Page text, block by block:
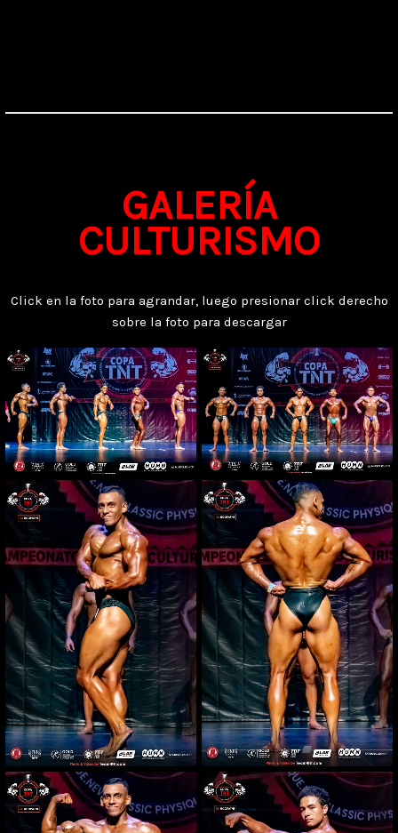
GALERÍA
CULTURISMO
Click en la foto para agrandar, luego presionar click derecho
sobre la foto para descargar